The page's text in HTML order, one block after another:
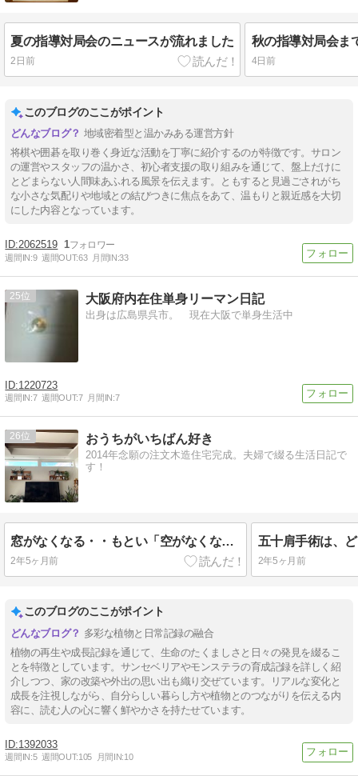
夏の指導対局会のニュースが流れました
2日前
秋の指導対局会ま
4日前
このブログのここがポイント
地域密着型と温かみある運営方針
将棋や囲碁を取り巻く身近な活動を丁寧に紹介するのが特徴です。サロン
の運営やスタッフの温かさ、初心者支援の取り組みを通じて、盤上だけに
とどまらない人間味あふれる風景を伝えます。ともすると見過ごされがち
な小さな気配りや地域との結びつきに焦点をあて、温もりと親近感を大切
にした内容となっています。
2062519 1
週間IN:9 週間OUT:63 月間IN:33
25 大阪府内在住単身リーマン日記
出身は広島県呉市。 現在大阪で単身生活中
1220723
週間IN:7 週間OUT:7 月間IN:7
26 おうちがいちばん好き
2014年念願の注文木造住宅完成。夫婦で綴る生活日記で
す！
窓がなくなる・・もとい「空がなくなる」
2年5ヶ月前
五十肩手術は、
2年5ヶ月前
このブログのここがポイント
多彩な植物と日常記録の融合
植物の再生や成長記録を通じて、生命のたくましさと日々の発見を綴るこ
とを特徴としています。サンセベリアやモンステラの育成記録を詳しく紹
介しつつ、家の改築や外出の思い出も織り交ぜています。リアルな変化と
成長を注視しながら、自分らしい暮らし方や植物とのつながりを伝える内
容に、読む人の心に響く鮮やかさを持たせています。
1392033
週間IN:5 週間OUT:105 月間IN:10